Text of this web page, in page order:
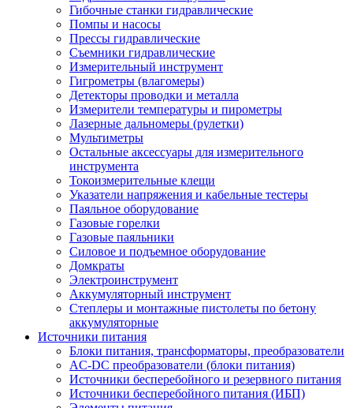
Гибочные станки гидравлические
Помпы и насосы
Прессы гидравлические
Съемники гидравлические
Измерительный инструмент
Гигрометры (влагомеры)
Детекторы проводки и металла
Измерители температуры и пирометры
Лазерные дальномеры (рулетки)
Мультиметры
Остальные аксессуары для измерительного
инструмента
Токоизмерительные клещи
Указатели напряжения и кабельные тестеры
Паяльное оборудование
Газовые горелки
Газовые паяльники
Силовое и подъемное оборудование
Домкраты
Электроинструмент
Аккумуляторный инструмент
Степлеры и монтажные пистолеты по бетону
аккумуляторные
Источники питания
Блоки питания, трансформаторы, преобразователи
AC-DC преобразователи (блоки питания)
Источники бесперебойного и резервного питания
Источники бесперебойного питания (ИБП)